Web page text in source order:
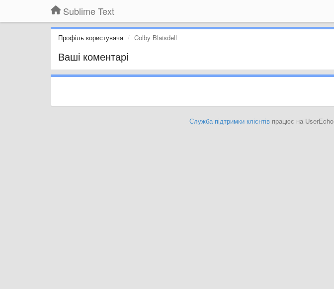
Sublime Text
Профіль користувача Colby Blaisdell
Ваші коментарі
Служба підтримки клієнтівпрацює на UserEcho